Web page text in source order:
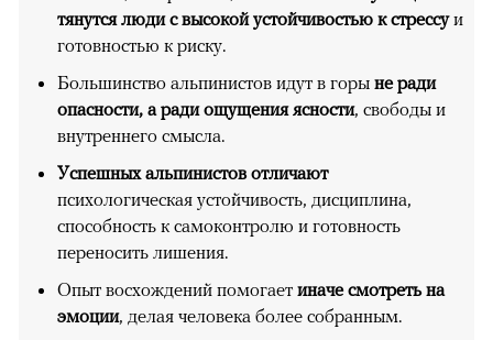
тянутся люди с высокой устойчивостью к стрессуи
готовностью к риску.
Большинство альпинистов идут в горы не ради
опасности, а ради ощущения ясности, свободы и
внутреннего смысла.
Успешных альпинистов отличают
психологическая устойчивость, дисциплина,
способность к самоконтролю и готовность
переносить лишения.
Опыт восхождений помогает иначе смотреть на
эмоции, делая человека более собранным.